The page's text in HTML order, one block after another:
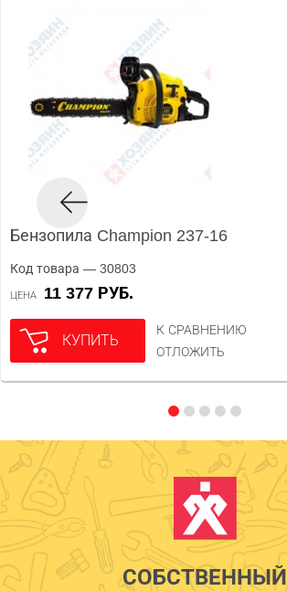
Бензопила Champion 237-16
Код товара — 30803
ЦЕНА 11 377 РУБ.
КУПИТЬ
К СРАВНЕНИЮ
ОТЛОЖИТЬ
СОБСТВЕННЫЙ